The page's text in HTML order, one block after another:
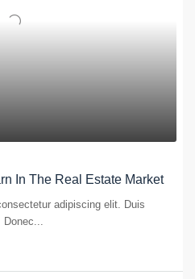
In The Real Estate Market
adipiscing elit. Duis